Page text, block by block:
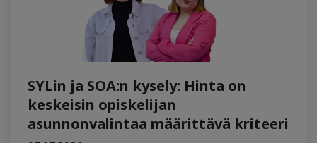
SYLin ja SOA:n kysely: Hinta on
keskeisin opiskelijan
asunnonvalintaa määrittävä kriteeri